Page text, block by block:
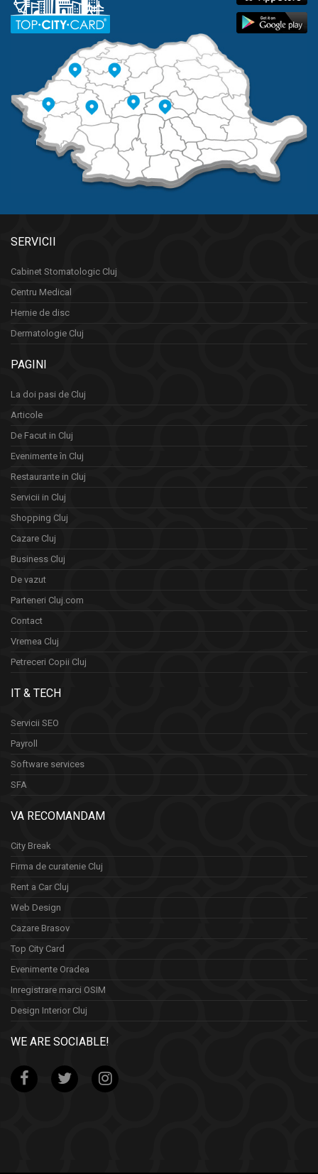
SERVICII
Cabinet Stomatologic Cluj
Centru Medical
Hernie de disc
Dermatologie Cluj
PAGINI
La doi pasi de Cluj
Articole
De Facut in Cluj
Evenimente în Cluj
Restaurante in Cluj
Servicii in Cluj
Shopping Cluj
Cazare Cluj
Business Cluj
De vazut
Parteneri Cluj.com
Contact
Vremea Cluj
Petreceri Copii Cluj
IT & TECH
Servicii SEO
Payroll
Software services
SFA
VA RECOMANDAM
City Break
Firma de curatenie Cluj
Rent a Car Cluj
Web Design
Cazare Brasov
Top City Card
Evenimente Oradea
Inregistrare marci OSIM
Design Interior Cluj
WE ARE SOCIABLE!